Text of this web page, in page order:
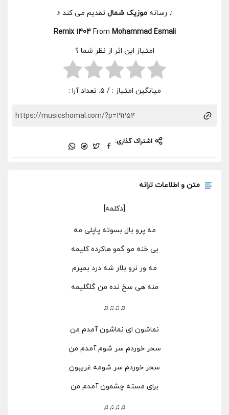
♪ رسانهموزیک شمال تقدیم می کند ♪
Remix 1404From Mohammad Esmali
امتیاز این اثر از نظر شما ؟
میانگین امتیاز : / 5. تعداد آرا :
اشتراک گذاری:
متن و اطلاعات ترانه
[دکلمه]
مه پرو بال بسوته پاپلی مه
بی خنه مو گمو هاکرده کلیمه
مه ور نرو بلار شه درد بمیرم
منه هی سخ نده من گلگلیمه
♫♫♫♫
نماشون ای نماشون آمدم من
سحر خوردم سر شوم آمدم من
سحر خوردم سر شومه غریبون
برای مسته چشمون آمدم من
♫♫♫♫